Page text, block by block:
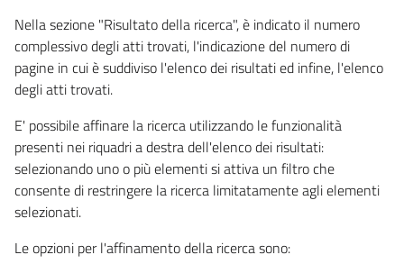
Nella sezione "Risultato della ricerca", è indicato il numero
complessivo degli atti trovati, l'indicazione del numero di
pagine in cui è suddiviso l'elenco dei risultati ed infine, l'elenco
degli atti trovati.
E' possibile affinare la ricerca utilizzando le funzionalità
presenti nei riquadri a destra dell'elenco dei risultati:
selezionando uno o più elementi si attiva un filtro che
consente di restringere la ricerca limitatamente agli elementi
selezionati.
Le opzioni per l'affinamento della ricerca sono: